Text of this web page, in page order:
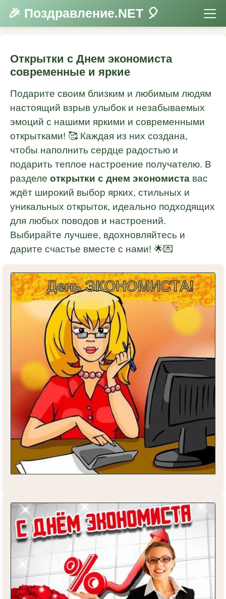
🎉 Поздравление.NET 🎈
Открытки с Днем экономиста
современные и яркие
Подарите своим близким и любимым людям
настоящий взрыв улыбок и незабываемых
эмоций с нашими яркими и современными
открытками! 🥰 Каждая из них создана,
чтобы наполнить сердце радостью и
подарить теплое настроение получателю. В
разделе открытки с днем экономиста вас
ждёт широкий выбор ярких, стильных и
уникальных открыток, идеально подходящих
для любых поводов и настроений.
Выбирайте лучшее, вдохновляйтесь и
дарите счастье вместе с нами! 🌟💌